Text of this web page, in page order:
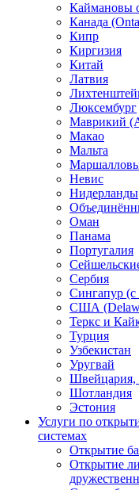
Каймановы
Канада
Кипр
Киргизия
Китай
Латвия
Люксембург
Маврикий
Макао
Мальта
Маршалловы
Нeвис
Нидерланды
Оман
Панама
Португалия
Сербия
Сингапур (c
США
Теркс и
Турция
Узбекистан
Уругвай
Швейцария,
Шотландия
Эстония
Услуги по
системах
Открытие
Открытие